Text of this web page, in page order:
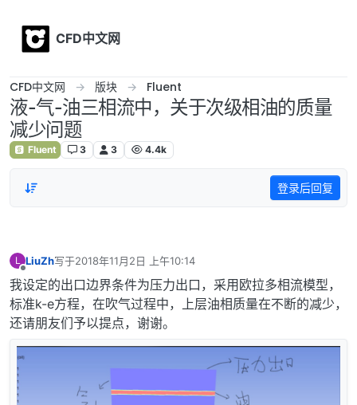
CFD中文网
CFD中文网 版块 Fluent
液-气-油三相流中，关于次级相油的质量
减少问题
Fluent 3 3 4.4k
登录后回复
L
离线
LiuZh写于2018年11月2日 上午10:14
最后由 编辑
我设定的出口边界条件为压力出口，采用欧拉多相流模型，
标准k-e方程，在吹气过程中，上层油相质量在不断的减少，
还请朋友们予以提点，谢谢。